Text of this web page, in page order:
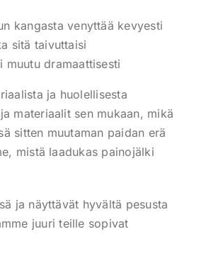
kangasta venyttää kevyesti
sitä taivuttaisi
muutu dramaattisesti
ja huolellisesta
materiaalit sen mukaan, mikä
sitten muutaman paidan erä
mistä laadukas painojälki
ja näyttävät hyvältä pesusta
juuri teille sopivat